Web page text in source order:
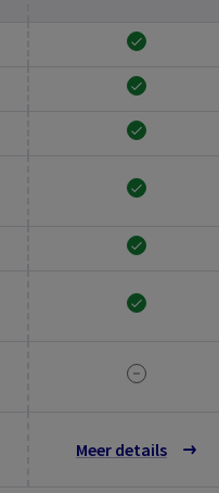
Meer details